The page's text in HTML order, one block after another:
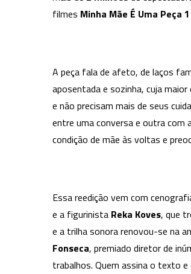
filmes Minha Mãe É Uma Peça
A peça fala de afeto, de laços
aposentada e sozinha, cuja
e não precisam mais de seus
entre uma conversa e outra com
condição de mãe às voltas e
Essa reedição vem com
e a figurinista Reka Koves, que
e a trilha sonora renovou-se na
Fonseca, premiado diretor de
trabalhos. Quem assina o texto